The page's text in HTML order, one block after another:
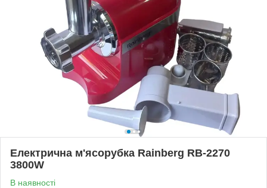
Електрична м'ясорубка Rainberg RB-2270
3800W
В наявності